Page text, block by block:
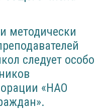
методически
следует особо
«НАО